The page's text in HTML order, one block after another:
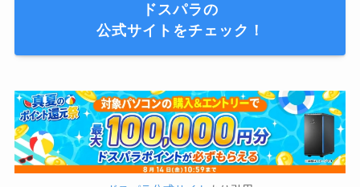
ドスパラの
公式サイトをチェック！